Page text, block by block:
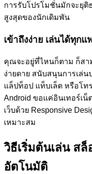
การรับโปรโมชั่นมักจะยุติ
สูงสุดของนักเดิมพัน
เข้าถึงง่าย เล่นได้ทุก
คุณจะอยู่ที่ไหนก็ตาม ก็สา
ง่ายดาย สนับสนุนการเล่
แล็ปท็อป แท็บเล็ต หรือโท
Android ขอแค่อินเทอร์เ
เว็บด้วย Responsive
เหมาะสม
วิธีเริ่มต้นเล่น สล็
อัตโนมัติ